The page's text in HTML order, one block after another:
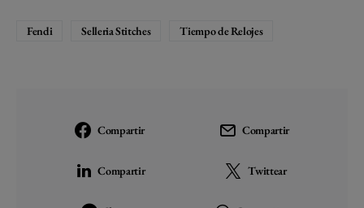
Fendi Selleria Stitches Tiempo de Relojes
Compartir Compartir
Compartir Twittear